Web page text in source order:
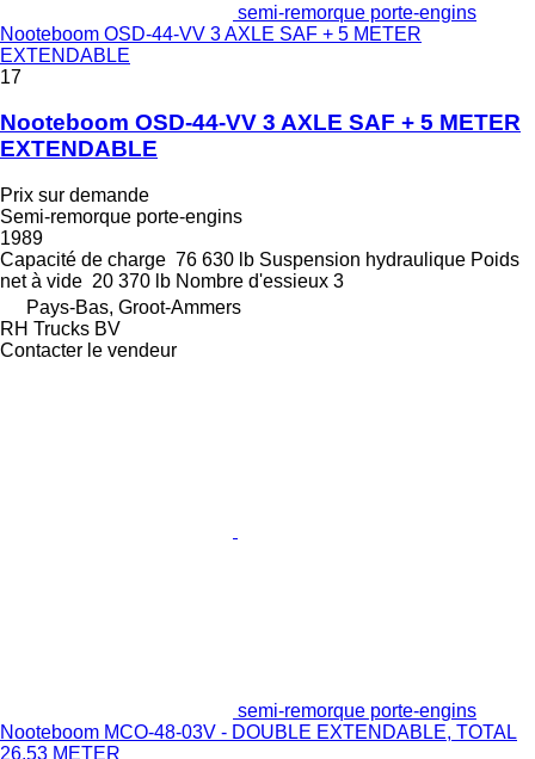
semi-remorque porte-engins
Nooteboom OSD-44-VV 3 AXLE SAF + 5 METER
EXTENDABLE
17
Nooteboom OSD-44-VV 3 AXLE SAF + 5 METER
EXTENDABLE
Prix sur demande
Semi-remorque porte-engins
1989
Capacité de charge 76 630 lb Suspension hydraulique Poids
net à vide 20 370 lb Nombre d'essieux 3
Pays-Bas, Groot-Ammers
RH Trucks BV
Contacter le vendeur
semi-remorque porte-engins
Nooteboom MCO-48-03V - DOUBLE EXTENDABLE, TOTAL
26.53 METER